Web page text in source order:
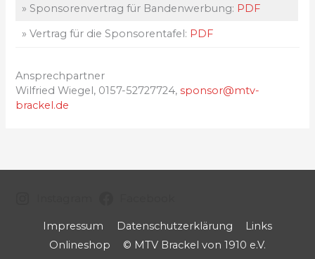
» Sponsorenvertrag für Bandenwerbung: PDF
» Vertrag für die Sponsorentafel: PDF
Ansprechpartner
Wilfried Wiegel, 0157-52727724,sponsor@mtv-
brackel.de
Impressum Datenschutzerklärung
Links
Onlineshop
© MTV Brackel von 1910 e.V.